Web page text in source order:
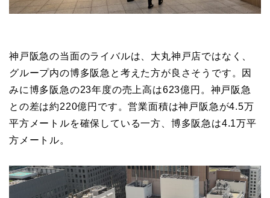
神戸阪急の当面のライバルは、大丸神戸店ではなく、
グループ内の博多阪急と考えた方が良さそうです。因
みに博多阪急の23年度の売上高は623億円。神戸阪急
との差は約220億円です。営業面積は神戸阪急が4.5万
平方メートルを確保している一方、博多阪急は4.1万平
方メートル。